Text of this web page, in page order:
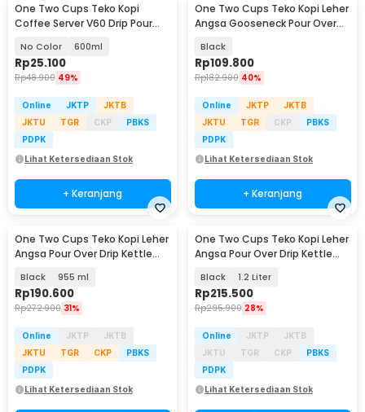
One Two Cups Teko Kopi
Coffee Server V60 Drip Pour
No Color 600ml
Rp25.100
Rp48.900 49%
Online JKTP
JKTB
JKTU
TGR CKP
PBKS
PDPK
Lihat Ketersediaan Stok
+ Keranjang
One Two Cups Teko Kopi Leher
Angsa Gooseneck Pour Over
Black
Rp109.800
Rp182.900 40%
Online JKTP
JKTB
JKTU
TGR CKP
PBKS
PDPK
Lihat Ketersediaan Stok
+ Keranjang
One Two Cups Teko Kopi Leher
Angsa Pour Over Drip Kettle
Black 955 ml
Rp190.600
Rp272.900 31%
Online JKTP
JKTB
JKTU
TGR CKP
PBKS
PDPK
Lihat Ketersediaan Stok
One Two Cups Teko Kopi Leher
Angsa Pour Over Drip Kettle
Black 1.2 Liter
Rp215.500
Rp295.900 28%
Online JKTP
JKTB
JKTU
TGR CKP
PBKS
PDPK
Lihat Ketersediaan Stok